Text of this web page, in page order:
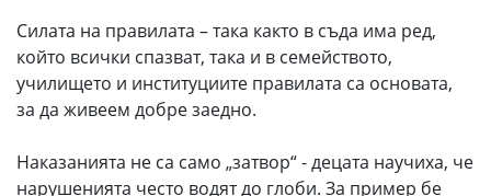
Силата на правилата – така както в съда има ред,
който всички спазват, така и в семейството,
училището и институциите правилата са основата,
за да живеем добре заедно.
Наказанията не са само „затвор“ - децата научиха, че
нарушенията често водят до глоби. За пример бе